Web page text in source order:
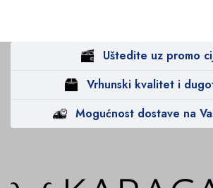
Uštedite uz promo
Vrhunski kvalitet i
Mogućnost dostave na